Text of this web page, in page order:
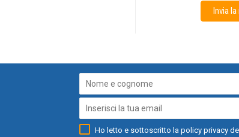
Invia
Ho letto e sottoscritto la policy privacy